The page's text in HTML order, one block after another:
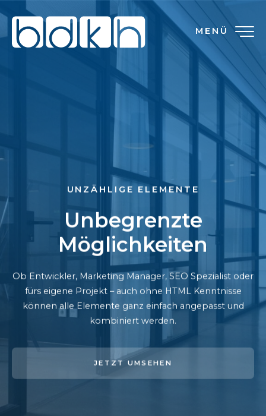
MENÜ
UNZÄHLIGE ELEMENTE
Unbegrenzte
Möglichkeiten
Ob Entwickler, Marketing Manager, SEO Spezialist oder
fürs eigene Projekt – auch ohne HTML Kenntnisse
können alle Elemente ganz einfach angepasst und
kombiniert werden.
JETZT UMSEHEN